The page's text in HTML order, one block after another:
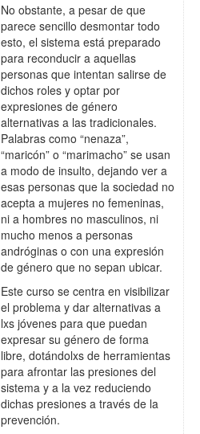
No obstante, a pesar de que
parece sencillo desmontar todo
esto, el sistema está preparado
para reconducir a aquellas
personas que intentan salirse de
dichos roles y optar por
expresiones de género
alternativas a las tradicionales.
Palabras como “nenaza”,
“maricón” o “marimacho” se usan
a modo de insulto, dejando ver a
esas personas que la sociedad no
acepta a mujeres no femeninas,
ni a hombres no masculinos, ni
mucho menos a personas
andróginas o con una expresión
de género que no sepan ubicar.
Este curso se centra en visibilizar
el problema y dar alternativas a
lxs jóvenes para que puedan
expresar su género de forma
libre, dotándolxs de herramientas
para afrontar las presiones del
sistema y a la vez reduciendo
dichas presiones a través de la
prevención.